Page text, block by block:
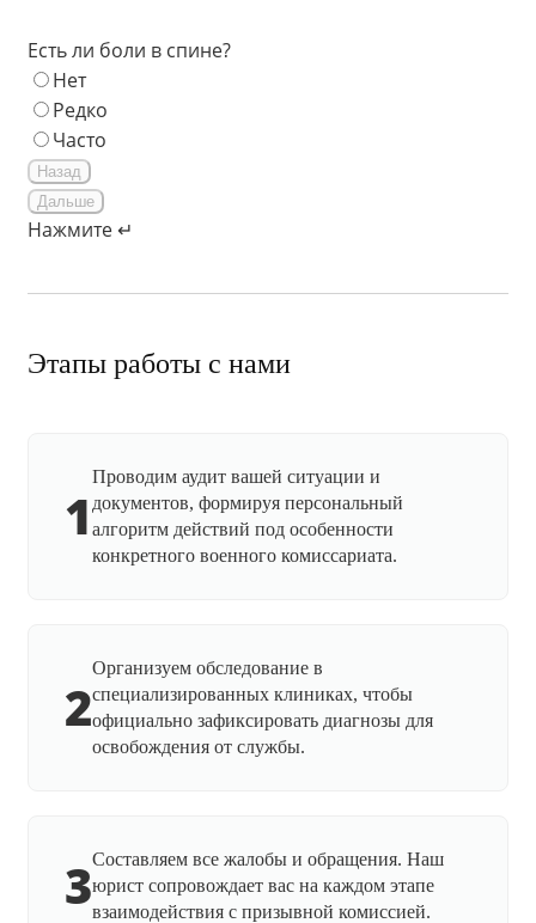
Есть ли боли в спине?
Нет
Редко
Часто
Назад
Дальше
Нажмите ↵
Этапы работы с нами
1
Проводим аудит вашей ситуации и
документов, формируя персональный
алгоритм действий под особенности
конкретного военного комиссариата.
2
Организуем обследование в
специализированных клиниках, чтобы
официально зафиксировать диагнозы для
освобождения от службы.
3Составляем все жалобы и обращения. Наш
юрист сопровождает вас на каждом этапе
взаимодействия с призывной комиссией.